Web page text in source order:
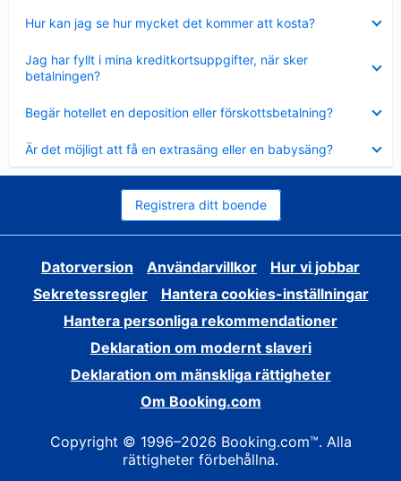
Hur kan jag se hur mycket det kommer att kosta?
mindre
Jag har fyllt i mina kreditkortsuppgifter, när sker
betalningen?
mindre
Begär hotellet en deposition eller förskottsbetalning?
mindre
Är det möjligt att få en extrasäng eller en babysäng?
mindre
Registrera ditt boende
Datorversion Användarvillkor
Hur vi jobbar
Sekretessregler
Hantera cookies-inställningar
Hantera personliga rekommendationer
Deklaration om modernt slaveri
Deklaration om mänskliga rättigheter
Om Booking.com
Copyright © 1996–2026 Booking.com™. Alla
rättigheter förbehållna.